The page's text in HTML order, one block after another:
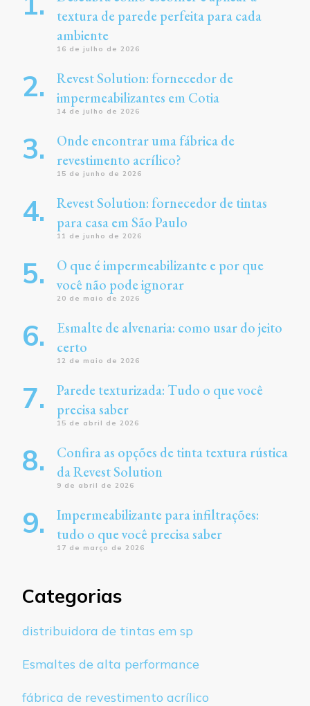
textura de parede perfeita para cada
ambiente
16 de julho de 2026
Revest Solution: fornecedor de
impermeabilizantes em Cotia
14 de julho de 2026
Onde encontrar uma fábrica de
revestimento acrílico?
15 de junho de 2026
Revest Solution: fornecedor de tintas
para casa em São Paulo
11 de junho de 2026
O que é impermeabilizante e por que
você não pode ignorar
20 de maio de 2026
Esmalte de alvenaria: como usar do jeito
certo
12 de maio de 2026
Parede texturizada: Tudo o que você
precisa saber
15 de abril de 2026
Confira as opções de tinta textura rústica
da Revest Solution
9 de abril de 2026
Impermeabilizante para infiltrações:
tudo o que você precisa saber
17 de março de 2026
Categorias
distribuidora de tintas em sp
Esmaltes de alta performance
fábrica de revestimento acrílico